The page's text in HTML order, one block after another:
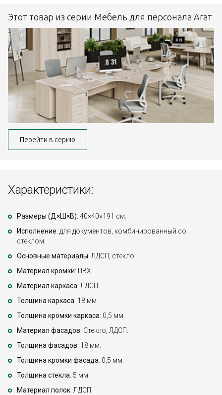
Этот товар из серии Мебель для персонала Агат
Перейти в серию
Характеристики:
Размеры (Д×Ш×В): 40×40×191 см.
Исполнение: для документов, комбинированный со
стеклом.
Основные материалы: ЛДСП, стекло.
Материал кромки: ПВХ.
Материал каркаса: ЛДСП.
Толщина каркаса: 18 мм.
Толщина кромки каркаса: 0,5 мм.
Материал фасадов: Стекло, ЛДСП.
Толщина фасадов: 18 мм.
Толщина кромки фасада: 0,5 мм.
Толщина стекла: 5 мм.
Материал полок: ЛДСП.